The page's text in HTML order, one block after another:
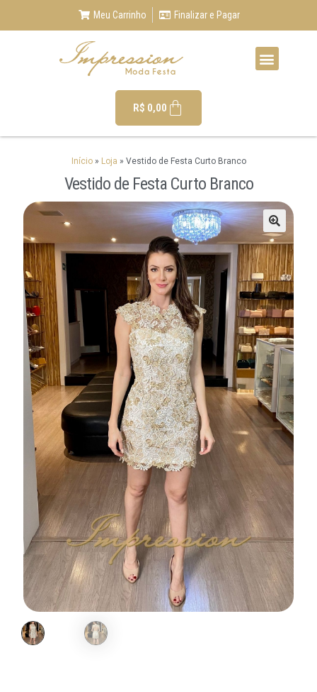
Meu Carrinho Finalizar e Pagar
R$ 0,00
Início» Loja » Vestido de Festa Curto Branco
Vestido de Festa Curto Branco
🔍